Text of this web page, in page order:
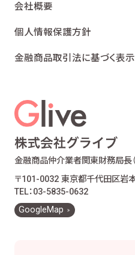
金融商品仲介業に
提携会社の金融商
供の妥当性を判断
お客様ご本人であ
あることを確認する
お客様に対し、お
お客様とのお取引
お客様との契約や
義務の履行のため
金融商品仲介業者関東財務局長
〒101-0032 東京都千代田区岩
TEL：03-5835-0632
GoogleMap
会社概要
個人情報保護方針
金融商品取引法に基づく表示